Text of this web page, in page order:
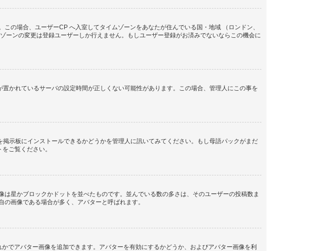
の場合、ユーザーCP へ入室してタイムゾーンをあなたが住んでいる国・地域 （ロンドン、
ンの変更は登録ユーザーしか行えません。もしユーザー登録がお済みでないならこの機会に
かれているサーバの設定時間が正しくない可能性があります。この場合、管理人にこの事を
示板にインストールできるかどうかを管理人に訊いてみてください。もし母語パックがまだ
ご覧ください。
星かブロックかドットを並べたものです。並んでいる数の多さは、そのユーザーの投稿数ま
画像である場合が多く、アバターと呼ばれます。
でアバター画像を追加できます。アバターを有効にするかどうか、およびアバター画像を利